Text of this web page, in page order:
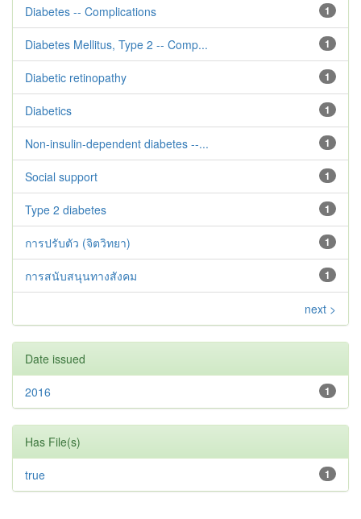
1
Diabetes -- Complications
1
Diabetes Mellitus, Type 2 -- Comp...
1
Diabetic retinopathy
1
Diabetics
1
Non-insulin-dependent diabetes --...
1
Social support
1
Type 2 diabetes‬‬‬‬‬‬
1
การปรับตัว (จิตวิทยา)
1
การสนับสนุนทางสังคม
next >
Date issued
1
2016
Has File(s)
1
true